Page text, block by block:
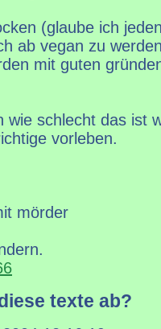
(glaube ich
ab vegan zu
mit guten
wie schlecht das ist
vorleben.
mörder
texte ab?